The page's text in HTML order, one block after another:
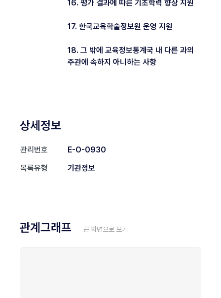
16. 평가 결과에 따른 기초학력 향상 지원
17. 한국교육학술정보원 운영 지원
18. 그 밖에 교육정보통계국 내 다른 과의
주관에 속하지 아니하는 사항
상세정보
관리번호
E-O-0930
목록유형
기관정보
관계그래프 큰 화면으로 보기